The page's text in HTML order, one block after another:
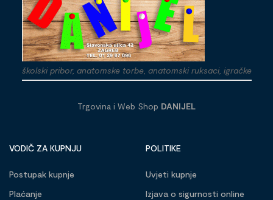
školski pribor, anatomske torbe, anatomski ruksaci, igračke
Trgovina i Web Shop DANIJEL
VODIČ ZA KUPNJU
Postupak kupnje
Plaćanje
POLITIKE
Uvjeti kupnje
Izjava o sigurnosti online